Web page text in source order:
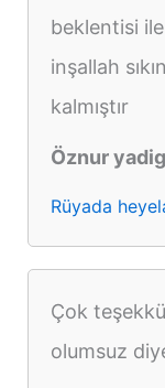
beklentisi
inşallah
kalmıştır
Öznur
Rüyada
Çok
olumsuz